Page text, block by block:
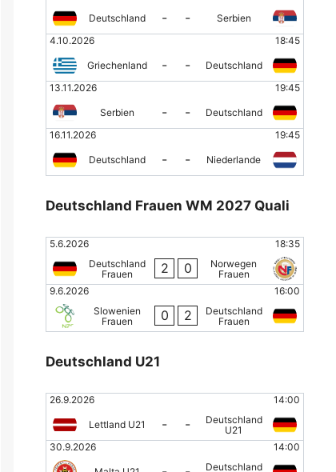
Deutschland - -
Serbien
4.10.2026
18:45
Griechenland - -
Deutschland
13.11.2026
19:45
Serbien - -
Deutschland
16.11.2026
19:45
Deutschland - - Niederlande
Deutschland Frauen WM 2027 Quali
5.6.2026
18:35
Deutschland
Frauen
2 0
Norwegen
Frauen
9.6.2026
16:00
Slowenien
Frauen
0 2
Deutschland
Frauen
Deutschland U21
26.9.2026 14:00
Lettland U21 - -
Deutschland
U21
30.9.2026
14:00
Deutschland